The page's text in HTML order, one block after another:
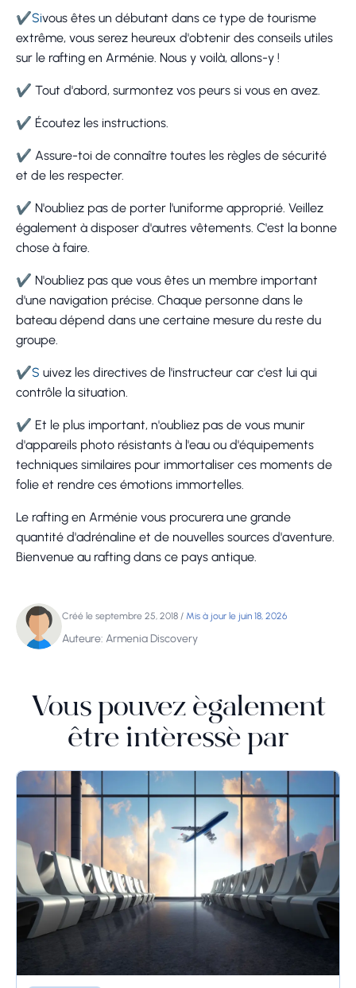
✔Sivous êtes un débutant dans ce type de tourisme
extrême, vous serez heureux d'obtenir des conseils utiles
sur le rafting en Arménie. Nous y voilà, allons-y !
✔ Tout d'abord, surmontez vos peurs si vous en avez.
✔ Écoutez les instructions.
✔ Assure-toi de connaître toutes les règles de sécurité
et de les respecter.
✔ N'oubliez pas de porter l'uniforme approprié. Veillez
également à disposer d'autres vêtements. C'est la bonne
chose à faire.
✔ N'oubliez pas que vous êtes un membre important
d'une navigation précise. Chaque personne dans le
bateau dépend dans une certaine mesure du reste du
groupe.
✔S uivez les directives de l'instructeur car c'est lui qui
contrôle la situation.
✔ Et le plus important, n'oubliez pas de vous munir
d'appareils photo résistants à l'eau ou d'équipements
techniques similaires pour immortaliser ces moments de
folie et rendre ces émotions immortelles.
Le rafting en Arménie vous procurera une grande
quantité d'adrénaline et de nouvelles sources d'aventure.
Bienvenue au rafting dans ce pays antique.
Créé le septembre 25, 2018 / Mis à jour le juin 18, 2026
Auteure: Armenia Discovery
Vous pouvez également
être intéressé par